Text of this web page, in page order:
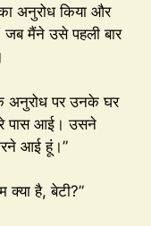
अनुरोध किया और
जब मैंने उसे पहली बार
अनुरोध पर उनके घर
पास आई। उसने
आई हूं।”
क्या है, बेटी?”